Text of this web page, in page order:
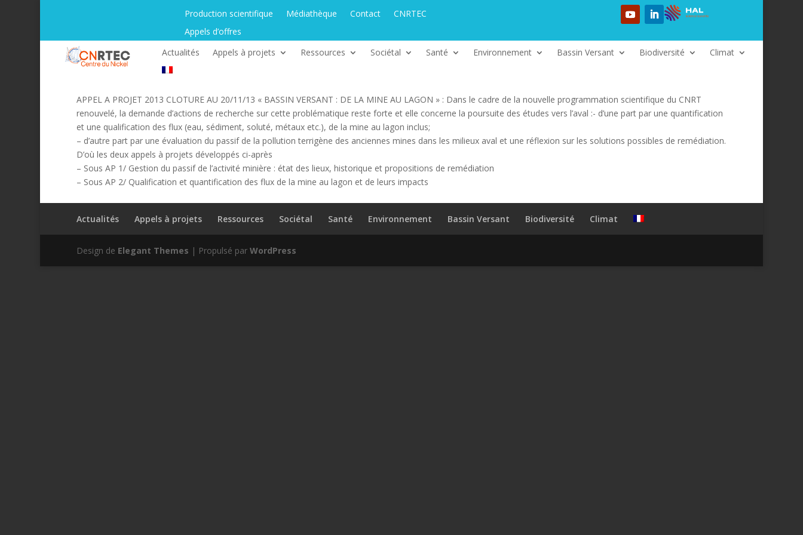
Production scientifique Médiathèque Contact
CNRTEC
Appels d’offres
Actualités
Appels à projets Ressources Sociétal Santé Environnement Bassin Versant Biodiversité Climat
APPEL A PROJET 2013 CLOTURE AU 20/11/13 « BASSIN VERSANT : DE LA MINE AU LAGON » : Dans le cadre de la nouvelle programmation scientifique du CNRT
renouvelé, la demande d’actions de recherche sur cette problématique reste forte et elle concerne la poursuite des études vers l’aval :- d’une part par une quantification
et une qualification des flux (eau, sédiment, soluté, métaux etc.), de la mine au lagon inclus;
– d’autre part par une évaluation du passif de la pollution terrigène des anciennes mines dans les milieux aval et une réflexion sur les solutions possibles de remédiation.
D’où les deux appels à projets développés ci-après
– Sous AP 1/ Gestion du passif de l’activité minière : état des lieux, historique et propositions de remédiation
– Sous AP 2/ Qualification et quantification des flux de la mine au lagon et de leurs impacts
Actualités Appels à projets Ressources Sociétal Santé Environnement Bassin Versant Biodiversité Climat
Design de Elegant Themes | Propulsé par WordPress